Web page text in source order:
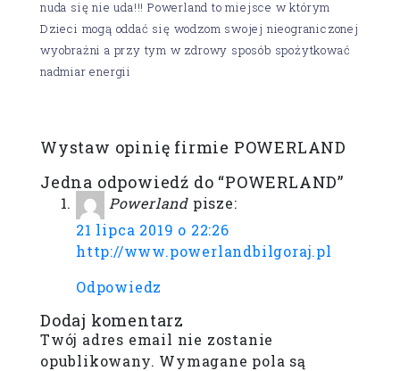
nuda się nie uda!!! Powerland to miejsce w którym
Dzieci mogą oddać się wodzom swojej nieograniczonej
wyobrażni a przy tym w zdrowy sposób spożytkować
nadmiar energii
Wystaw opinię firmie POWERLAND
Jedna odpowiedź do “POWERLAND”
Powerland pisze:
21 lipca 2019 o 22:26
http://www.powerlandbilgoraj.pl
Odpowiedz
Dodaj komentarz
Twój adres email nie zostanie
opublikowany. Wymagane pola są